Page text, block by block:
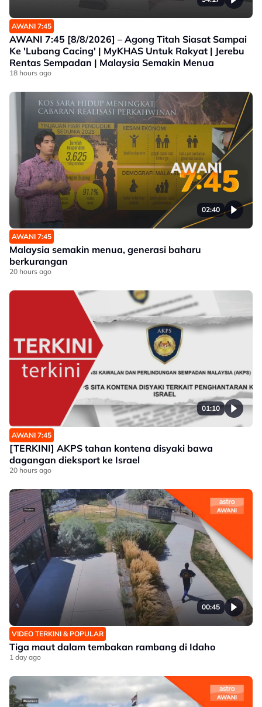
AWANI 7:45
AWANI 7:45 [8/8/2026] – Agong Titah Siasat Sampai
Ke 'Lubang Cacing' | MyKHAS Untuk Rakyat | Jerebu
Rentas Sempadan | Malaysia Semakin Menua
18 hours ago
02:40
AWANI 7:45
Malaysia semakin menua, generasi baharu
berkurangan
20 hours ago
01:10
AWANI 7:45
[TERKINI] AKPS tahan kontena disyaki bawa
dagangan dieksport ke Israel
20 hours ago
00:45
VIDEO TERKINI & POPULAR
Tiga maut dalam tembakan rambang di Idaho
1 day ago